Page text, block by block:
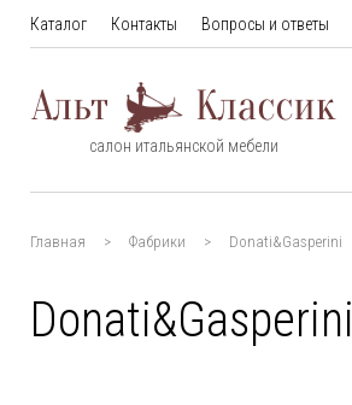
Каталог Контакты Вопросы и ответы
салон итальянской мебели
Главная Фабрики Donati&Gasperini
Donati&Gasperini